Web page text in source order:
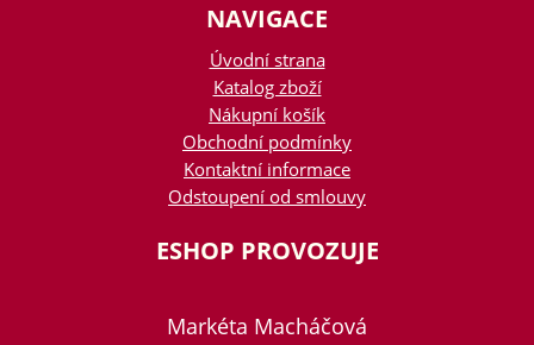
NAVIGACE
Úvodní strana
Katalog zboží
Nákupní košík
Obchodní podmínky
Kontaktní informace
Odstoupení od smlouvy
ESHOP PROVOZUJE
Markéta Macháčová